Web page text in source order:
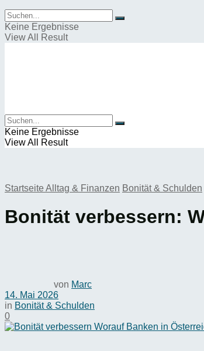
Keine Ergebnisse
View All Result
Keine Ergebnisse
View All Result
Startseite Alltag & Finanzen Bonität & Schulden
Bonität verbessern:
von Marc
14. Mai 2026
in Bonität & Schulden
0